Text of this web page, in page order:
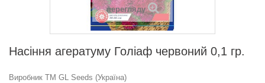
перегляду
Насіння агератуму Голiаф червоний 0,1 гр.
Виробник ТМ GL Seeds (Україна)